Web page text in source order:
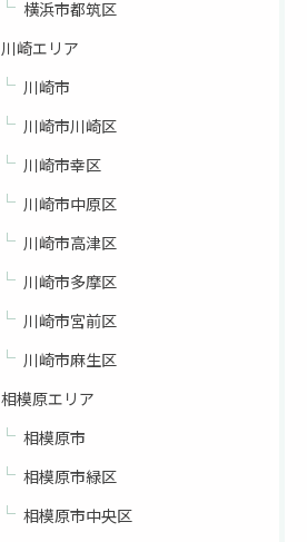
横浜市都筑区
川崎エリア
川崎市
川崎市川崎区
川崎市幸区
川崎市中原区
川崎市高津区
川崎市多摩区
川崎市宮前区
川崎市麻生区
相模原エリア
相模原市
相模原市緑区
相模原市中央区